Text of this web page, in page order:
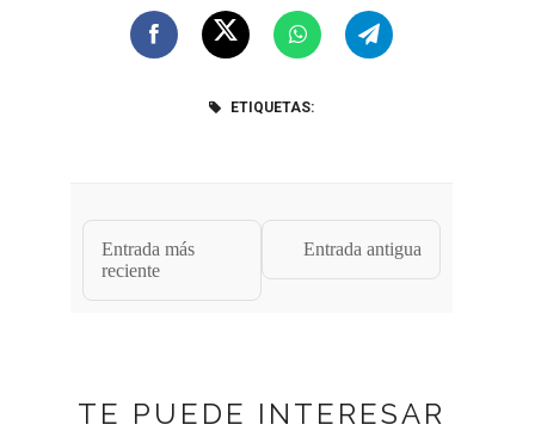
ETIQUETAS:
Entrada más
reciente
Entrada antigua
TE PUEDE INTERESAR